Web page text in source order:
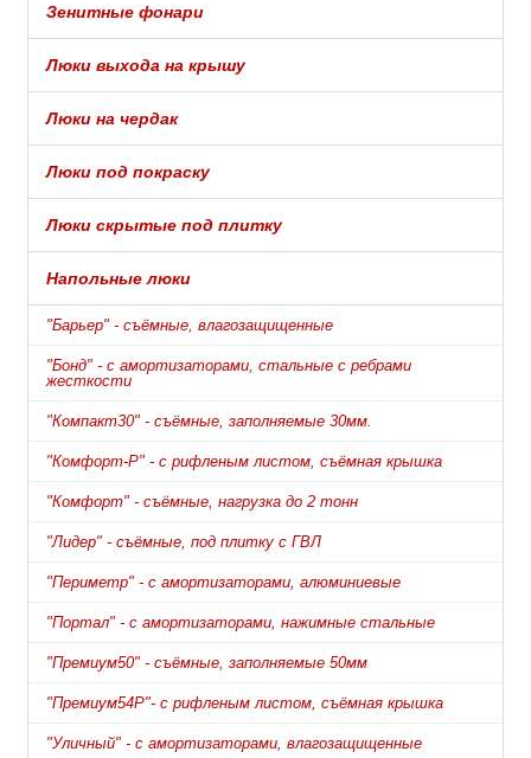
Зенитные фонари
Люки выхода на крышу
Люки на чердак
Люки под покраску
Люки скрытые под плитку
Напольные люки
"Барьер" - съёмные, влагозащищенные
"Бонд" - с амортизаторами, стальные с ребрами
жесткости
"Компакт30" - съёмные, заполняемые 30мм.
"Комфорт-Р" - с рифленым листом, съёмная крышка
"Комфорт" - съёмные, нагрузка до 2 тонн
"Лидер" - съёмные, под плитку с ГВЛ
"Периметр" - с амортизаторами, алюминиевые
"Портал" - с амортизаторами, нажимные стальные
"Премиум50" - съёмные, заполняемые 50мм
"Премиум54Р"- с рифленым листом, съёмная крышка
"Уличный" - с амортизаторами, влагозащищенные